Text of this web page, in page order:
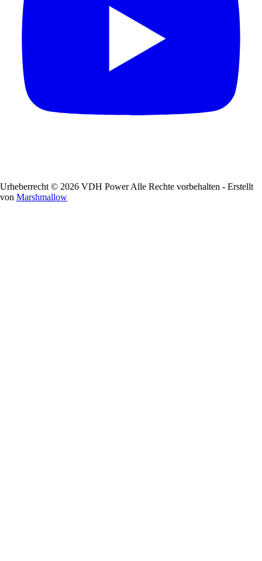
Urheberrecht © 2026 VDH Power Alle Rechte vorbehalten - Erstellt
von Marshmallow